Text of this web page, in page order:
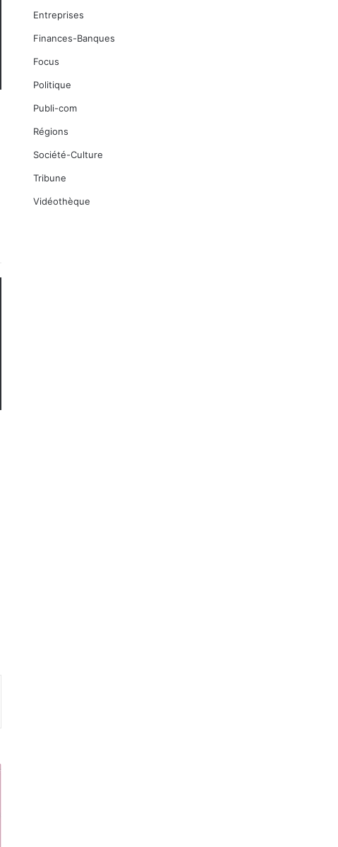
Entreprises
Finances-Banques
Focus
Politique
Publi-com
Régions
Société-Culture
Tribune
Vidéothèque